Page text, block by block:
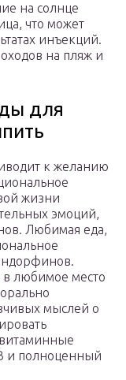
на солнце
что может
инъекций.
на пляж и
для
к желанию
жизни
эмоций,
Любимая еда,
в любимое место
мыслей о
и полноценный